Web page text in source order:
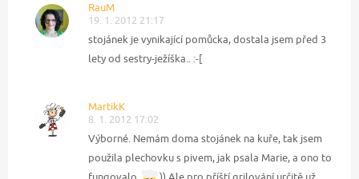
RauM
19. 1. 2012 21:17
stojánek je vynikající pomůcka, dostala jsem před 3
lety od sestry-ježíška.. :-[
MartikK
8. 1. 2012 17:02
Výborné. Nemám doma stojánek na kuře, tak jsem
použila plechovku s pivem, jak psala Marie, a ono to